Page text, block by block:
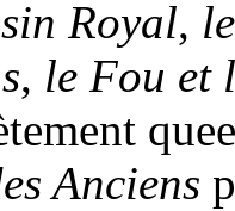
Royal,
, le Fou et
Anciens